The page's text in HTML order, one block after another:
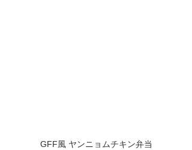
GFF風 ヤンニョムチキン弁当